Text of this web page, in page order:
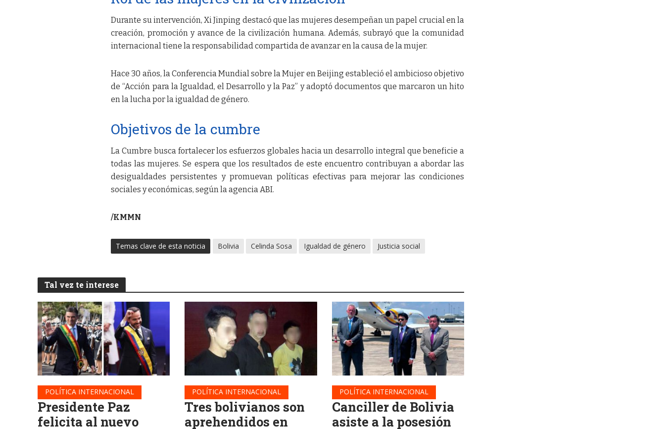
Durante su intervención, Xi Jinping destacó que las mujeres desempeñan un papel crucial en la
creación, promoción y avance de la civilización humana. Además, subrayó que la comunidad
internacional tiene la responsabilidad compartida de avanzar en la causa de la mujer.
Hace 30 años, la Conferencia Mundial sobre la Mujer en Beijing estableció el ambicioso objetivo
de “Acción para la Igualdad, el Desarrollo y la Paz” y adoptó documentos que marcaron un hito
en la lucha por la igualdad de género.
Objetivos de la cumbre
La Cumbre busca fortalecer los esfuerzos globales hacia un desarrollo integral que beneficie a
todas las mujeres. Se espera que los resultados de este encuentro contribuyan a abordar las
desigualdades persistentes y promuevan políticas efectivas para mejorar las condiciones
sociales y económicas, según la agencia ABI.
/KMMN
Temas clave de esta noticia Bolivia Celinda Sosa Igualdad de género Justicia social
Tal vez te interese
POLÍTICA INTERNACIONAL
Presidente Paz
felicita al nuevo
POLÍTICA INTERNACIONAL
Tres bolivianos son
aprehendidos en
POLÍTICA INTERNACIONAL
Canciller de Bolivia
asiste a la posesión